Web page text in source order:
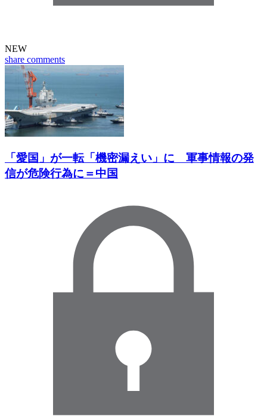
NEW
share comments
「愛国」が一転「機密漏えい」に 軍事情報の発
信が危険行為に＝中国